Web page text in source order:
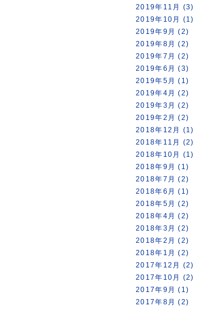
2019年11月 (3)
2019年10月 (1)
2019年9月 (2)
2019年8月 (2)
2019年7月 (2)
2019年6月 (3)
2019年5月 (1)
2019年4月 (2)
2019年3月 (2)
2019年2月 (2)
2018年12月 (1)
2018年11月 (2)
2018年10月 (1)
2018年9月 (1)
2018年7月 (2)
2018年6月 (1)
2018年5月 (2)
2018年4月 (2)
2018年3月 (2)
2018年2月 (2)
2018年1月 (2)
2017年12月 (2)
2017年10月 (2)
2017年9月 (1)
2017年8月 (2)